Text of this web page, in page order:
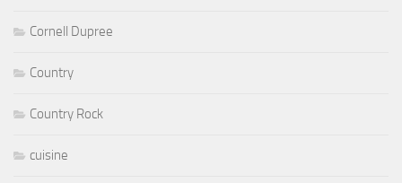
Cornell Dupree
Country
Country Rock
cuisine